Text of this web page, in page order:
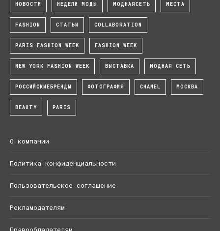
НОВОСТИ НЕДЕЛИ МОДЫ МОДНАЯСЕТЬ МЕСТА
FASHION СТАТЬИ COLLABORATION
PARIS FASHION WEEK FASHION WEEK
NEW YORK FASHION WEEK ВЫСТАВКА МОДНАЯ СЕТЬ
РОССИЙСКИЕБРЕНДЫ ФОТОГРАФИЯ CHANEL МОСКВА
BEAUTY PARIS
О компании
Политика конфиденциальности
Пользовательское соглашение
Рекламодателям